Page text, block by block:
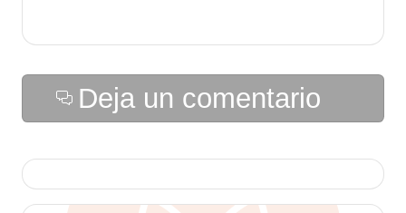
Deja un comentario